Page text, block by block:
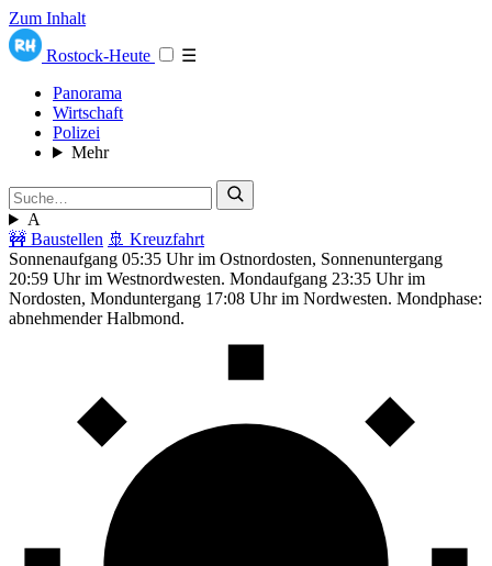
Zum Inhalt
Rostock-Heute
☰
Panorama
Wirtschaft
Polizei
Mehr
A
🚧 Baustellen 🚢 Kreuzfahrt
Sonnenaufgang 05:35 Uhr im Ostnordosten, Sonnenuntergang
20:59 Uhr im Westnordwesten. Mondaufgang 23:35 Uhr im
Nordosten, Monduntergang 17:08 Uhr im Nordwesten. Mondphase:
abnehmender Halbmond.